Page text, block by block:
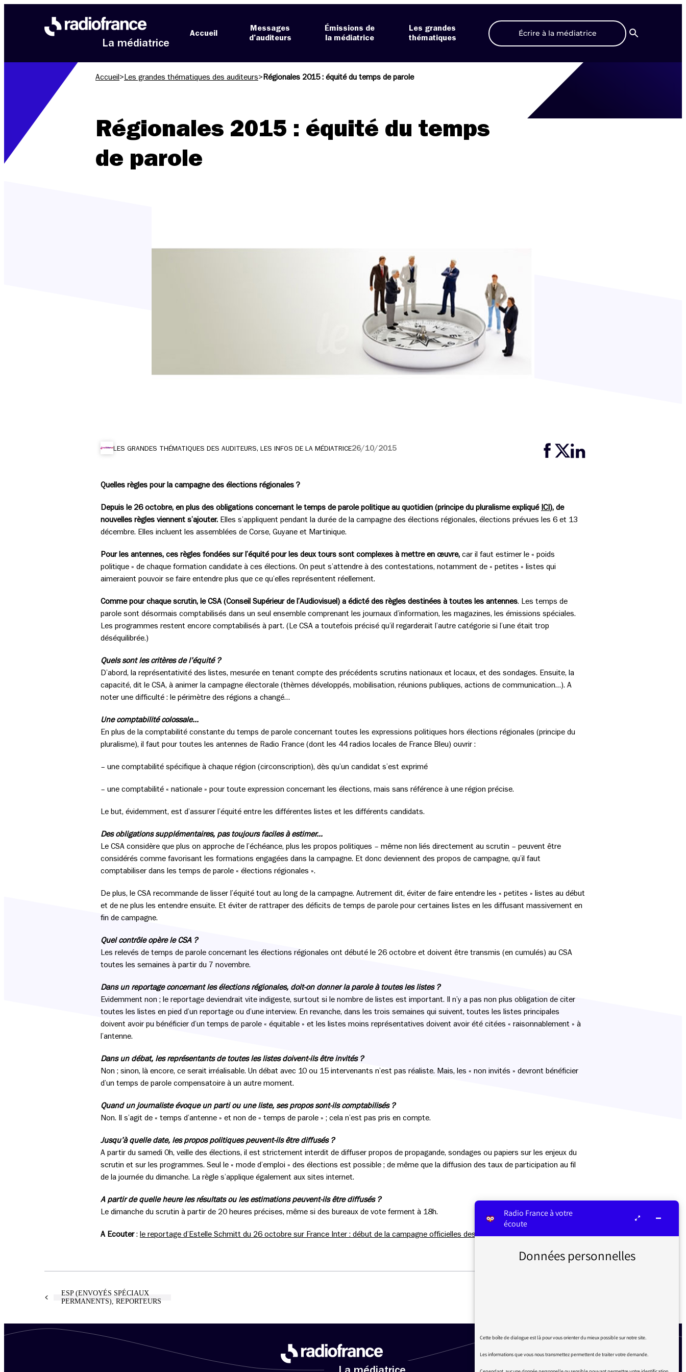
La médiatrice
Accueil
Messages
d’auditeurs
Émissions de
la médiatrice
Les grandes
thématiques
Écrire à la médiatrice
Recherche
Accueil > Les grandes thématiques des auditeurs> Régionales 2015 : équité du temps de parole
Régionales 2015 : équité du temps
de parole
LES GRANDES THÉMATIQUES DES AUDITEURS, LES INFOS DE LA MÉDIATRICE26/10/2015
Quelles règles pour la campagne des élections régionales ?
Depuis le 26 octobre, en plus des obligations concernant le temps de parole politique au quotidien (principe du pluralisme expliqué ICI ), de
nouvelles règles viennent s’ajouter. Elles s’appliquent pendant la durée de la campagne des élections régionales, élections prévues les 6 et 13
décembre. Elles incluent les assemblées de Corse, Guyane et Martinique.
Pour les antennes, ces règles fondées sur l’équité pour les deux tours sont complexes à mettre en œuvre, car il faut estimer le « poids
politique » de chaque formation candidate à ces élections. On peut s’attendre à des contestations, notamment de « petites » listes qui
aimeraient pouvoir se faire entendre plus que ce qu’elles représentent réellement.
Comme pour chaque scrutin, le CSA (Conseil Supérieur de l’Audiovisuel) a édicté des règles destinées à toutes les antennes. Les temps de
parole sont désormais comptabilisés dans un seul ensemble comprenant les journaux d’information, les magazines, les émissions spéciales.
Les programmes restent encore comptabilisés à part. (Le CSA a toutefois précisé qu’il regarderait l’autre catégorie si l’une était trop
déséquilibrée.)
Quels sont les critères de l’équité ?
D’abord, la représentativité des listes, mesurée en tenant compte des précédents scrutins nationaux et locaux, et des sondages. Ensuite, la
capacité, dit le CSA, à animer la campagne électorale (thèmes développés, mobilisation, réunions publiques, actions de communication…). A
noter une difficulté : le périmètre des régions a changé…
Une comptabilité colossale…
En plus de la comptabilité constante du temps de parole concernant toutes les expressions politiques hors élections régionales (principe du
pluralisme), il faut pour toutes les antennes de Radio France (dont les 44 radios locales de France Bleu) ouvrir :
– une comptabilité spécifique à chaque région (circonscription), dès qu’un candidat s’est exprimé
– une comptabilité « nationale » pour toute expression concernant les élections, mais sans référence à une région précise.
Le but, évidemment, est d’assurer l’équité entre les différentes listes et les différents candidats.
Des obligations supplémentaires, pas toujours faciles à estimer…
Le CSA considère que plus on approche de l’échéance, plus les propos politiques – même non liés directement au scrutin – peuvent être
considérés comme favorisant les formations engagées dans la campagne. Et donc deviennent des propos de campagne, qu’il faut
comptabiliser dans les temps de parole « élections régionales ».
De plus, le CSA recommande de lisser l’équité tout au long de la campagne. Autrement dit, éviter de faire entendre les « petites » listes au début
et de ne plus les entendre ensuite. Et éviter de rattraper des déficits de temps de parole pour certaines listes en les diffusant massivement en
fin de campagne.
Quel contrôle opère le CSA ?
Les relevés de temps de parole concernant les élections régionales ont débuté le 26 octobre et doivent être transmis (en cumulés) au CSA
toutes les semaines à partir du 7 novembre.
Dans un reportage concernant les élections régionales, doit-on donner la parole à toutes les listes ?
Evidemment non ; le reportage deviendrait vite indigeste, surtout si le nombre de listes est important. Il n’y a pas non plus obligation de citer
toutes les listes en pied d’un reportage ou d’une interview. En revanche, dans les trois semaines qui suivent, toutes les listes principales
doivent avoir pu bénéficier d’un temps de parole « équitable » et les listes moins représentatives doivent avoir été citées « raisonnablement » à
l’antenne.
Dans un débat, les représentants de toutes les listes doivent-ils être invités ?
Non ; sinon, là encore, ce serait irréalisable. Un débat avec 10 ou 15 intervenants n’est pas réaliste. Mais, les « non invités » devront bénéficier
d’un temps de parole compensatoire à un autre moment.
Quand un journaliste évoque un parti ou une liste, ses propos sont-ils comptabilisés ?
Non. Il s’agit de « temps d’antenne » et non de « temps de parole » ; cela n’est pas pris en compte.
Jusqu’à quelle date, les propos politiques peuvent-ils être diffusés ?
A partir du samedi 0h, veille des élections, il est strictement interdit de diffuser propos de propagande, sondages ou papiers sur les enjeux du
scrutin et sur les programmes. Seul le « mode d’emploi » des élections est possible ; de même que la diffusion des taux de participation au fil
de la journée du dimanche. La règle s’applique également aux sites internet.
A partir de quelle heure les résultats ou les estimations peuvent-ils être diffusés ?
Le dimanche du scrutin à partir de 20 heures précises, même si des bureaux de vote ferment à 18h.
A Ecouter: le reportage d’Estelle Schmitt du 26 octobre sur France Inter : début de la campagne officielles des élections régionales
ESP (ENVOYÉS SPÉCIAUX
PERMANENTS), REPORTEURS
Radio France à votre
écoute
Données personnelles
Cette boîte de dialogue est là pour vous orienter du mieux possible sur notre site.
Les informations que vous nous transmettez permettent de traiter votre demande.